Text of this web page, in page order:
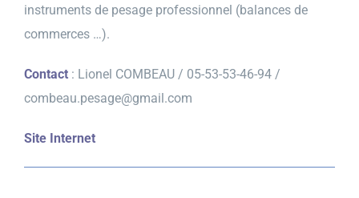
instruments de pesage professionnel (balances de
commerces …).
Contact : Lionel COMBEAU / 05-53-53-46-94 /
combeau.pesage@gmail.com
Site Internet